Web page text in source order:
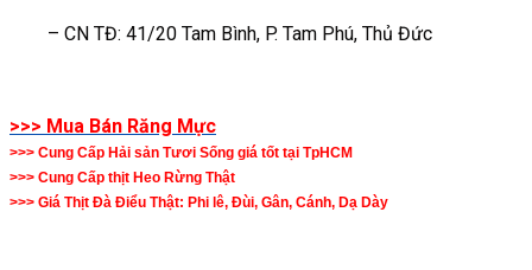
– CN TĐ: 41/20 Tam Bình, P. Tam Phú, Thủ Đức
>>> Mua Bán Răng Mực
>>> Cung Cấp Hải sản Tươi Sống giá tốt tại TpHCM
>>> Cung Cấp thịt Heo Rừng Thật
>>> Giá Thịt Đà Điểu Thật: Phi lê, Đùi, Gân, Cánh, Dạ Dày